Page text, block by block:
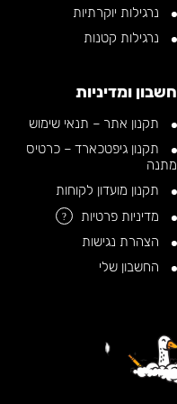
נרגילות יוקרתיות
נרגילות קטנות
חשבון ומדיניות
תקנון אתר – תנאי שימוש
תקנון גיפטכארד – כרטיס
מתנה
תקנון מועדון לקוחות
מדיניות פרטיות
?
הצהרת נגישות
החשבון שלי